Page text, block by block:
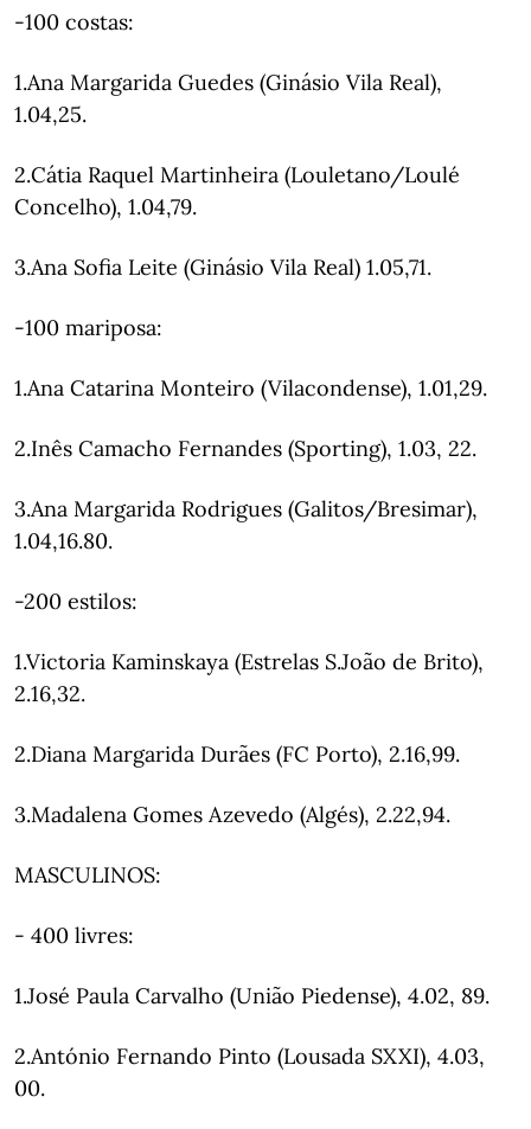
-100 costas:
1.Ana Margarida Guedes (Ginásio Vila Real),
1.04,25.
2.Cátia Raquel Martinheira (Louletano/Loulé
Concelho), 1.04,79.
3.Ana Sofia Leite (Ginásio Vila Real) 1.05,71.
-100 mariposa:
1.Ana Catarina Monteiro (Vilacondense), 1.01,29.
2.Inês Camacho Fernandes (Sporting), 1.03, 22.
3.Ana Margarida Rodrigues (Galitos/Bresimar),
1.04,16.80.
-200 estilos:
1.Victoria Kaminskaya (Estrelas S.João de Brito),
2.16,32.
2.Diana Margarida Durães (FC Porto), 2.16,99.
3.Madalena Gomes Azevedo (Algés), 2.22,94.
MASCULINOS:
- 400 livres:
1.José Paula Carvalho (União Piedense), 4.02, 89.
2.António Fernando Pinto (Lousada SXXI), 4.03,
00.